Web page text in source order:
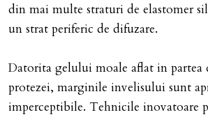
din mai multe straturi de elastomer
un strat periferic de difuzare.
Datorita gelului moale aflat in partea
protezei, marginile invelisului sunt
imperceptibile. Tehnicile inovatoare